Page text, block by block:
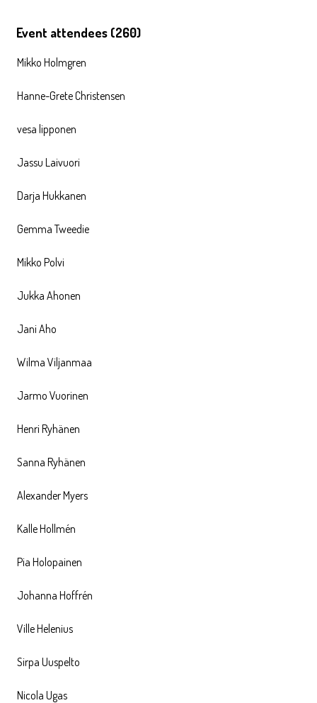
Event attendees (260)
Mikko Holmgren
Hanne-Grete Christensen
vesa lipponen
Jassu Laivuori
Darja Hukkanen
Gemma Tweedie
Mikko Polvi
Jukka Ahonen
Jani Aho
Wilma Viljanmaa
Jarmo Vuorinen
Henri Ryhänen
Sanna Ryhänen
Alexander Myers
Kalle Hollmén
Pia Holopainen
Johanna Hoffrén
Ville Helenius
Sirpa Uuspelto
Nicola Ugas